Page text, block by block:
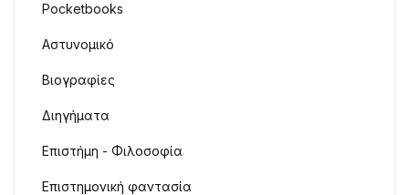
Pocketbooks
Αστυνομικό
Βιογραφίες
Διηγήματα
Επιστήμη - Φιλοσοφία
Επιστημονική φαντασία